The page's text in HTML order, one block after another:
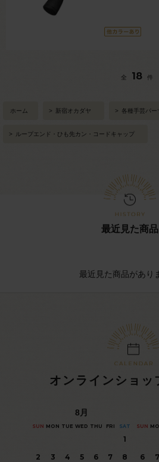
全 18 件
ホーム > 新宿オカダヤ > 各種手芸パー
> ループエンド・ひも先カン・コードキャップ
最近見た商品
最近見た商品があり
オンラインショッ
8 月
SUN MON TUE WED THU FRI SAT
1
2
3 4 5 6 7
8
SUN
6
7